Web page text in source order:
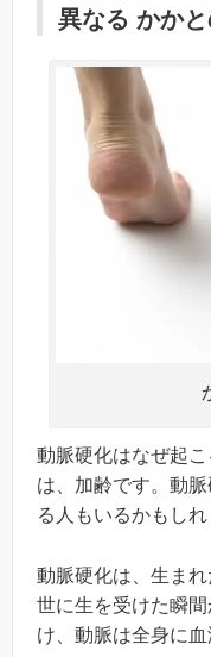
異なる かか
動脈硬化はなぜ起
は、加齢です。動
る人もいるかもし
動脈硬化は、生ま
世に生を受けた瞬
け、動脈は全身に血